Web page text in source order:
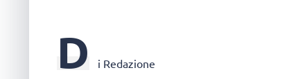
D i Redazione